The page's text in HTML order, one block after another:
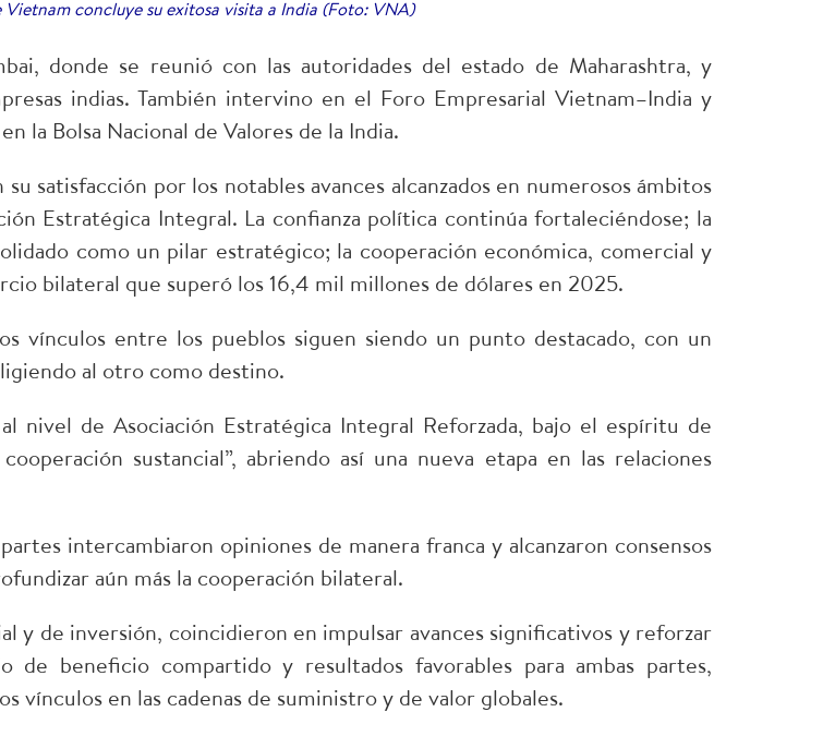
concluye su exitosa visita a India (Foto: VNA)
donde se reunió con las autoridades del estado de Maharashtra, y
indias. También intervino en el Foro Empresarial Vietnam–India y
la Bolsa Nacional de Valores de la India.
satisfacción por los notables avances alcanzados en numerosos ámbitos
Estratégica Integral. La confianza política continúa fortaleciéndose; la
como un pilar estratégico; la cooperación económica, comercial y
bilateral que superó los 16,4 mil millones de dólares en 2025.
vínculos entre los pueblos siguen siendo un punto destacado, con un
al otro como destino.
nivel de Asociación Estratégica Integral Reforzada, bajo el espíritu de
sustancial”, abriendo así una nueva etapa en las relaciones
intercambiaron opiniones de manera franca y alcanzaron consensos
aún más la cooperación bilateral.
y de inversión, coincidieron en impulsar avances significativos y reforzar
de beneficio compartido y resultados favorables para ambas partes,
en las cadenas de suministro y de valor globales.